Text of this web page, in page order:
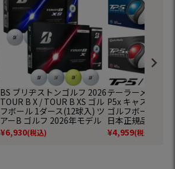
BS ブリヂストンゴルフ 2026
TOUR B X / TOUR B XS ゴル
フボール 1ダース(12球入) ツ
アーB ゴルフ 2026年モデル
BRIDGESTONE GOLF 日本
正規品
¥6,930(税込)
テーラーメイド
P5x キャストウ
ゴルフボール 1ダ
日本正規品
¥4,959(税込)